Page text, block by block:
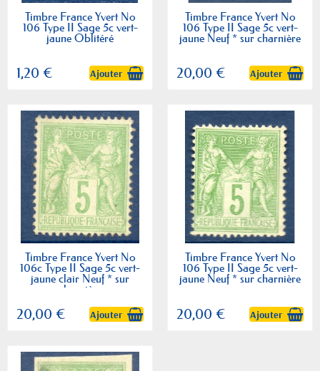
Timbre France Yvert No
106 Type II Sage 5c vert-
jaune Oblitéré
1,20 € Ajouter
Timbre France Yvert No
106 Type II Sage 5c vert-
jaune Neuf * sur charnière
20,00 € Ajouter
Timbre France Yvert No
106c Type II Sage 5c vert-
jaune clair Neuf * sur
charnière
20,00 € Ajouter
Timbre France Yvert No
106 Type II Sage 5c vert-
jaune Neuf * sur charnière
20,00 € Ajouter